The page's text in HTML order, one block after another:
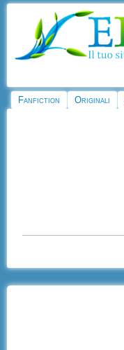
Fanfiction Originali